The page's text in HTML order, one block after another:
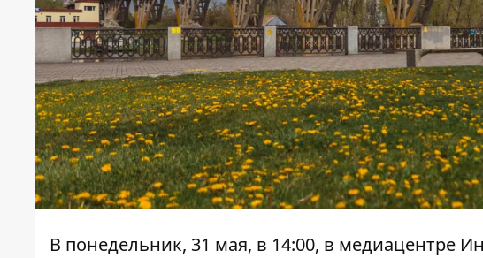
В понедельник, 31 мая, в 14:00, в медиацентре